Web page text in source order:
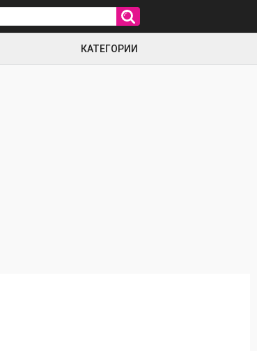
КАТЕГОРИИ